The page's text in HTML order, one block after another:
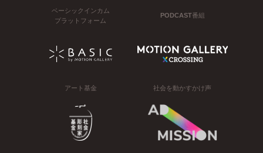
ベーシックインカム
プラットフォーム
PODCAST番組
アート基金 社会を動かすかけ声